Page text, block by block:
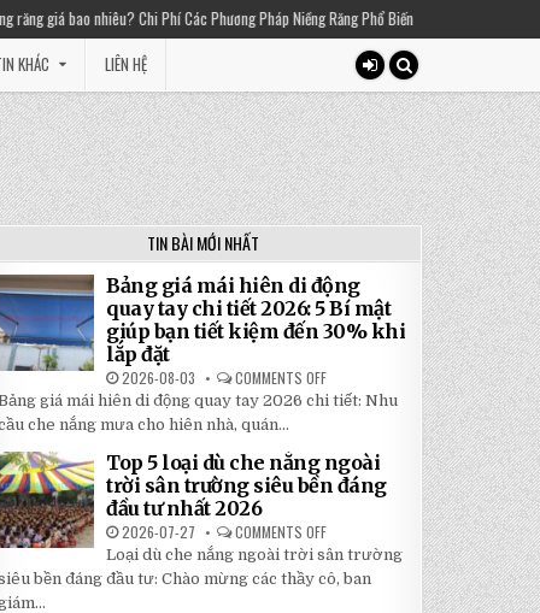
Phí Các Phương Pháp Niềng Răng Phổ Biến 2025-03-01
KHÁC LIÊN HỆ
TIN BÀI MỚI NHẤT
Bảng giá mái hiên di động
quay tay chi tiết 2026: 5 Bí mật
giúp bạn tiết kiệm đến 30% khi
lắp đặt
2026-08-03 COMMENTS OFF
BẢNG
GIÁ
ĐỘNG
QUAY
TAY
5
BÍ
MẬT
giá mái hiên di động quay tay 2026 chi tiết: Nhu
che nắng mưa cho hiên nhà, quán...
Top 5 loại dù che nắng ngoài
trời sân trường siêu bền đáng
đầu tư nhất 2026
2026-07-27 COMMENTS OFF
TOP
5
LOẠI
DÙ
Loại dù che nắng ngoài trời sân trường
bền đáng đầu tư: Chào mừng các thầy cô, ban